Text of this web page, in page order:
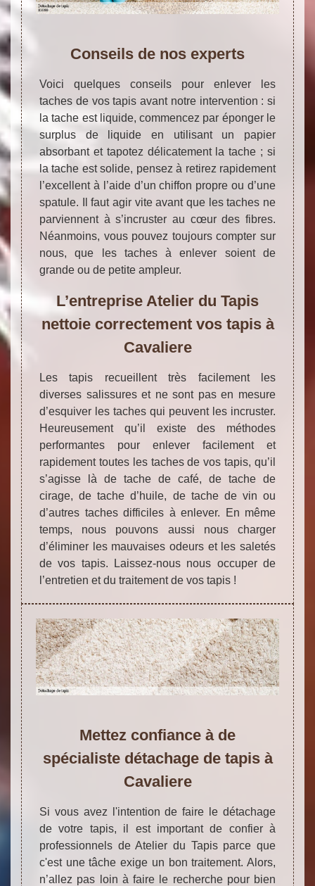
Conseils de nos experts
Voici quelques conseils pour enlever les
taches de vos tapis avant notre intervention : si
la tache est liquide, commencez par éponger le
surplus de liquide en utilisant un papier
absorbant et tapotez délicatement la tache ; si
la tache est solide, pensez à retirez rapidement
l’excellent à l’aide d’un chiffon propre ou d’une
spatule. Il faut agir vite avant que les taches ne
parviennent à s’incruster au cœur des fibres.
Néanmoins, vous pouvez toujours compter sur
nous, que les taches à enlever soient de
grande ou de petite ampleur.
L’entreprise Atelier du Tapis
nettoie correctement vos tapis à
Cavaliere
Les tapis recueillent très facilement les
diverses salissures et ne sont pas en mesure
d’esquiver les taches qui peuvent les incruster.
Heureusement qu’il existe des méthodes
performantes pour enlever facilement et
rapidement toutes les taches de vos tapis, qu’il
s’agisse là de tache de café, de tache de
cirage, de tache d’huile, de tache de vin ou
d’autres taches difficiles à enlever. En même
temps, nous pouvons aussi nous charger
d’éliminer les mauvaises odeurs et les saletés
de vos tapis. Laissez-nous nous occuper de
l’entretien et du traitement de vos tapis !
Mettez confiance à de
spécialiste détachage de tapis à
Cavaliere
Si vous avez l'intention de faire le détachage
de votre tapis, il est important de confier à
professionnels de Atelier du Tapis parce que
c'est une tâche exige un bon traitement. Alors,
n’allez pas loin à faire le recherche pour bien